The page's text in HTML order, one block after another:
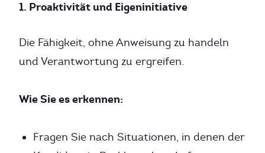
1. Proaktivität und Eigeninitiative
Die Fähigkeit, ohne Anweisung zu handeln
und Verantwortung zu ergreifen.
Wie Sie es erkennen:
Fragen Sie nach Situationen, in denen der